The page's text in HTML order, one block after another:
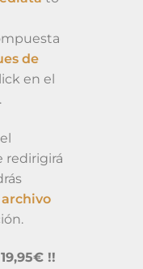
de
en el
redirigirá
archivo
!!